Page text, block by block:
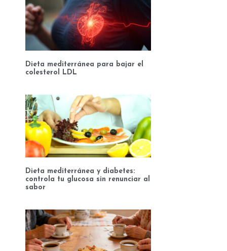
Dieta mediterránea para bajar el
colesterol LDL
Dieta mediterránea y diabetes:
controla tu glucosa sin renunciar al
sabor